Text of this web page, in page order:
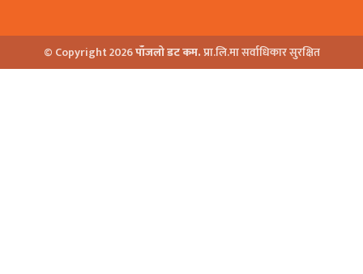
© Copyright 2026पाँजलो डट कम.प्रा.लि.मा सर्वाधिकार सुरक्षित